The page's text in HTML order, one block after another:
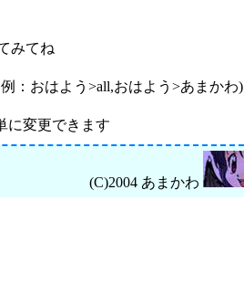
みてね
：おはよう>all,おはよう>あまかわ)
変更できます
(C)2004 あまかわ